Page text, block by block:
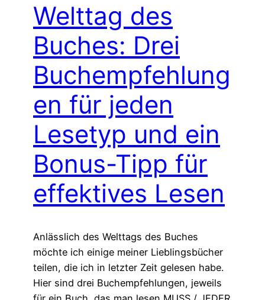
Welttag des
Buches: Drei
Buchempfehlung
en für jeden
Lesetyp und ein
Bonus-Tipp für
effektives Lesen
Anlässlich des Welttags des Buches
möchte ich einige meiner Lieblingsbücher
teilen, die ich in letzter Zeit gelesen habe.
Hier sind drei Buchempfehlungen, jeweils